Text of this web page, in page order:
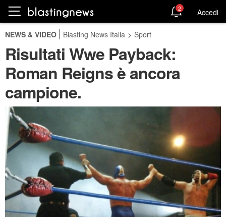
2 Accedi
NEWS & VIDEO Blasting News Italia > Sport
Risultati Wwe Payback:
Roman Reigns è ancora
campione.